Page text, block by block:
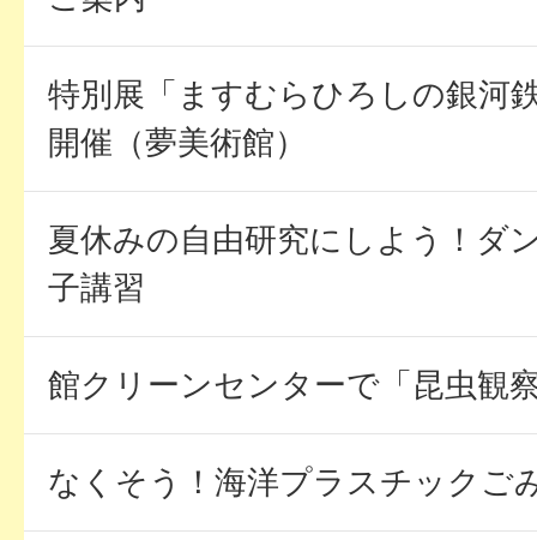
特別展「ますむらひろしの銀河
開催（夢美術館）
夏休みの自由研究にしよう！ダ
子講習
館クリーンセンターで「昆虫観
なくそう！海洋プラスチックご